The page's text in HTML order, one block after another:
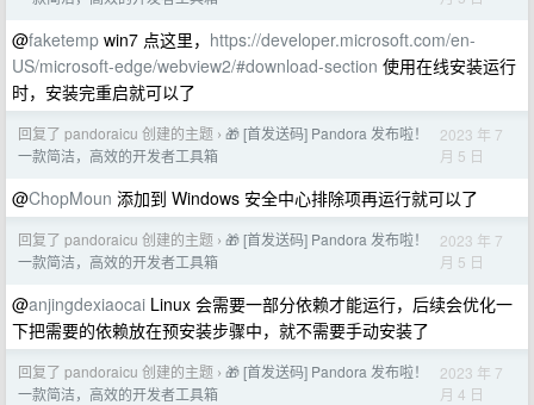
@faketemp win7 点这里， https://developer.microsoft.com/en-
US/microsoft-edge/webview2/#download-section 使用在线安装运行
时，安装完重启就可以了
回复了 pandoraicu 创建的主题 › 🎁 [首发送码] Pandora 发布啦！
一款简洁，高效的开发者工具箱
2023 年 7
月 5 日
@ChopMoun 添加到 Windows 安全中心排除项再运行就可以了
回复了 pandoraicu 创建的主题 › 🎁 [首发送码] Pandora 发布啦！
一款简洁，高效的开发者工具箱
2023 年 7
月 5 日
@anjingdexiaocai Linux 会需要一部分依赖才能运行，后续会优化一
下把需要的依赖放在预安装步骤中，就不需要手动安装了
回复了 pandoraicu 创建的主题 › 🎁 [首发送码] Pandora 发布啦！
一款简洁，高效的开发者工具箱
2023 年 7
月 4 日